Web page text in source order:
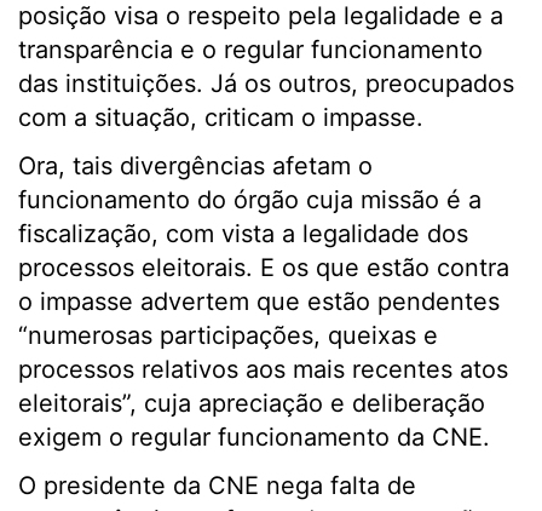
posição visa o respeito pela legalidade e a
transparência e o regular funcionamento
das instituições. Já os outros, preocupados
com a situação, criticam o impasse.
Ora, tais divergências afetam o
funcionamento do órgão cuja missão é a
fiscalização, com vista a legalidade dos
processos eleitorais. E os que estão contra
o impasse advertem que estão pendentes
“numerosas participações, queixas e
processos relativos aos mais recentes atos
eleitorais”, cuja apreciação e deliberação
exigem o regular funcionamento da CNE.
O presidente da CNE nega falta de